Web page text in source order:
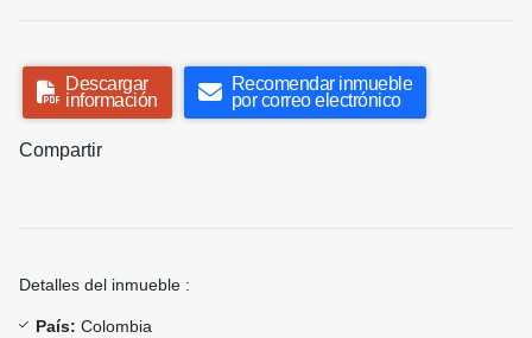
Descargar
información
Recomendar inmueble
por correo electrónico
Compartir
Detalles del inmueble :
País: Colombia